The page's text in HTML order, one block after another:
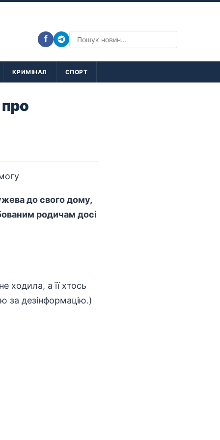
f
КРИМІНАЛ СПОРТ
до свого дому,
родичам досі
ходила, а її хтось
за дезінформацію.)